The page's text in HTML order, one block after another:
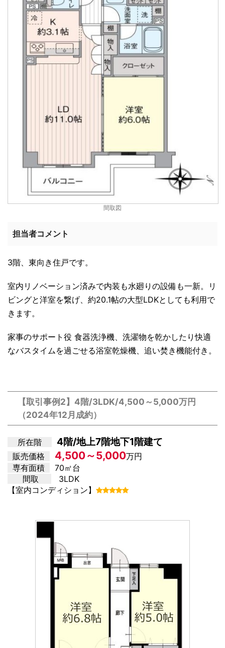
間取図
担当者コメント
3階、東向き住戸です。
室内リノベーション済みで内装も水廻りの設備も一新。リ
ビングと洋室を繋げ、約20.1帖の大型LDKとしても利用で
きます。
家事のサポート役 食器洗浄機、洗濯物を乾かしたり快適
なバスタイムを過ごせる浴室乾燥機、追い焚き機能付き。
【取引事例2】4階/3LDK/4,500～5,000万円
（2024年12月成約）
所在階 4階/地上7階地下1階建て
販売価格 4,500～5,000万円
専有面積
70㎡台
間取
3LDK
【室内コンディション】